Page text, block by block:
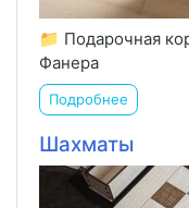
📁 Подарочная
Фанера
Подробнее
Шахматы